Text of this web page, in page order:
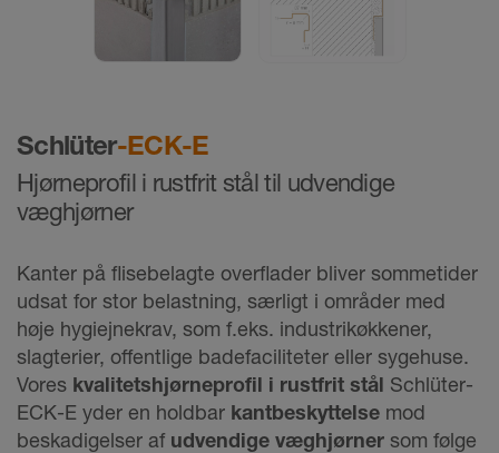
Schlüter-ECK-E
Hjørneprofil i rustfrit stål til udvendige
væghjørner
Kanter på flisebelagte overflader bliver sommetider
udsat for stor belastning, særligt i områder med
høje hygiejnekrav, som f.eks. industrikøkkener,
slagterier, offentlige badefaciliteter eller sygehuse.
Vores kvalitetshjørneprofil i rustfrit stål Schlüter-
ECK-E yder en holdbar kantbeskyttelse mod
beskadigelser af udvendige væghjørner som følge